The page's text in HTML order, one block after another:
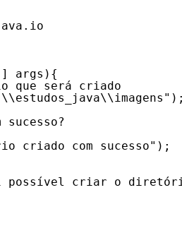
args){
que será criado
criado com sucesso");
possível criar o